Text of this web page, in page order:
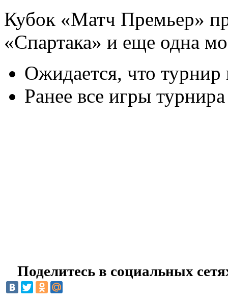
Кубок «Матч Премьер»
«Спартака» и еще одна
Ожидается, что
Ранее все игры
Поделитесь в социальных